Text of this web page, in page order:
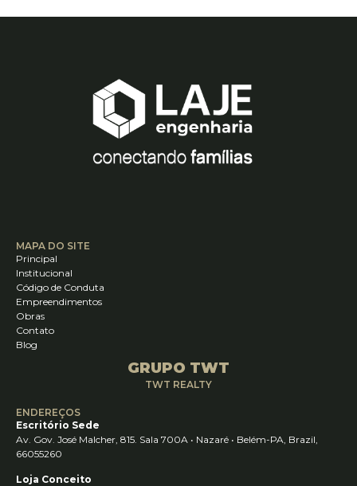
MAPA DO SITE
Principal
Institucional
Código de Conduta
Empreendimentos
Obras
Contato
Blog
GRUPO TWT
TWT REALTY
ENDEREÇOS
Escritório Sede
Av. Gov. José Malcher, 815. Sala 700A • Nazaré • Belém-PA, Brazil,
66055260
Loja Conceito